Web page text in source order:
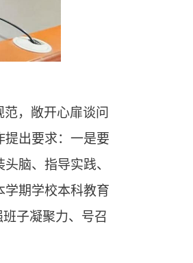
，敞开心扉谈问
提出要求：一是要
脑、指导实践、
学期学校本科教育
子凝聚力、号召